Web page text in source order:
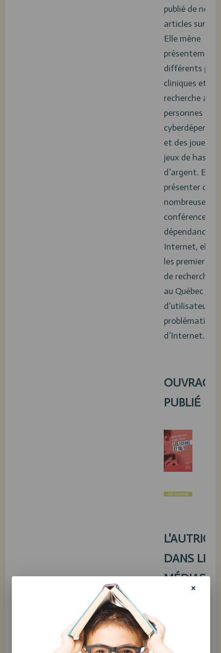
publié de
articles sur le
Elle mène
présentement
différents
cliniques et de
recherche
personnes
et des joueurs
jeux de
d’argent. En
présenter de
nombreuses
conférences
dépendance à
Internet, elle a
les premiers
de recherche
au Québec
d’utilisateurs
d’Internet.
OUVRAGE
PUBLIÉ
L'AUTRICE
DANS LES
MÉDIAS